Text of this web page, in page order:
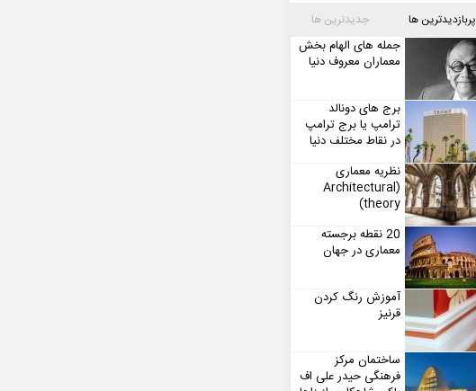
پربازدیدترین ها جدیدترین ها
جمله های الهام بخش
معماران معروف دنیا
برج های دونالد
ترامپ یا برج ترامپ
در نقاط مختلف دنیا
نظریه معماری
(Architectural
theory)
20 نقطه برجسته
معماری در جهان
آموزش رنگ کردن
قرنیز
ساختمان مرکز
فرهنگی حیدر علی اف